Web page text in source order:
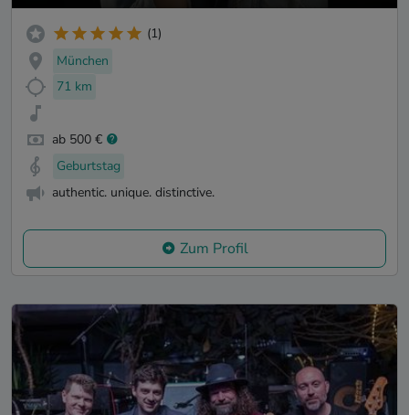
(1)
München
71 km
ab 500 €
Geburtstag
authentic. unique. distinctive.
Zum Profil